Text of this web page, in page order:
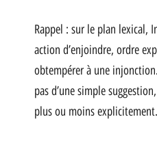
Rappel : sur le plan lexical,
action d’enjoindre, ordre
obtempérer à une
pas d’une simple
plus ou moins explicitement.